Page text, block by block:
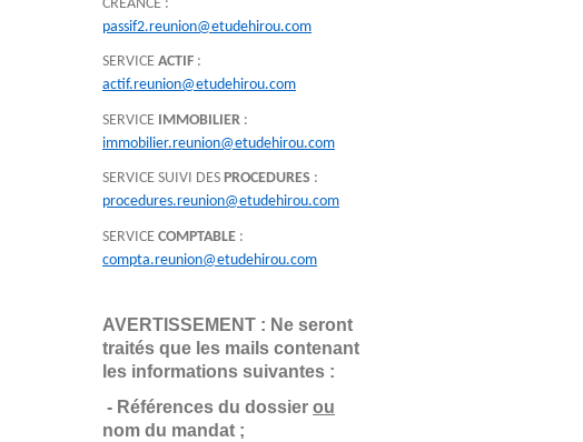
CREANCE :
passif2.reunion@etudehirou.com
SERVICE ACTIF :
actif.reunion@etudehirou.com
SERVICE IMMOBILIER :
immobilier.reunion@etudehirou.com
SERVICE SUIVI DES PROCEDURES :
procedures.reunion@etudehirou.com
SERVICE COMPTABLE :
compta.reunion@etudehirou.com
AVERTISSEMENT : Ne seront
traités que les mails contenant
les informations suivantes :
- Références du dossier ou
nom du mandat ;